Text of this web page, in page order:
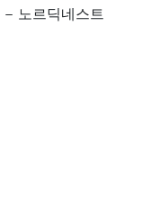
- 노르딕네스트